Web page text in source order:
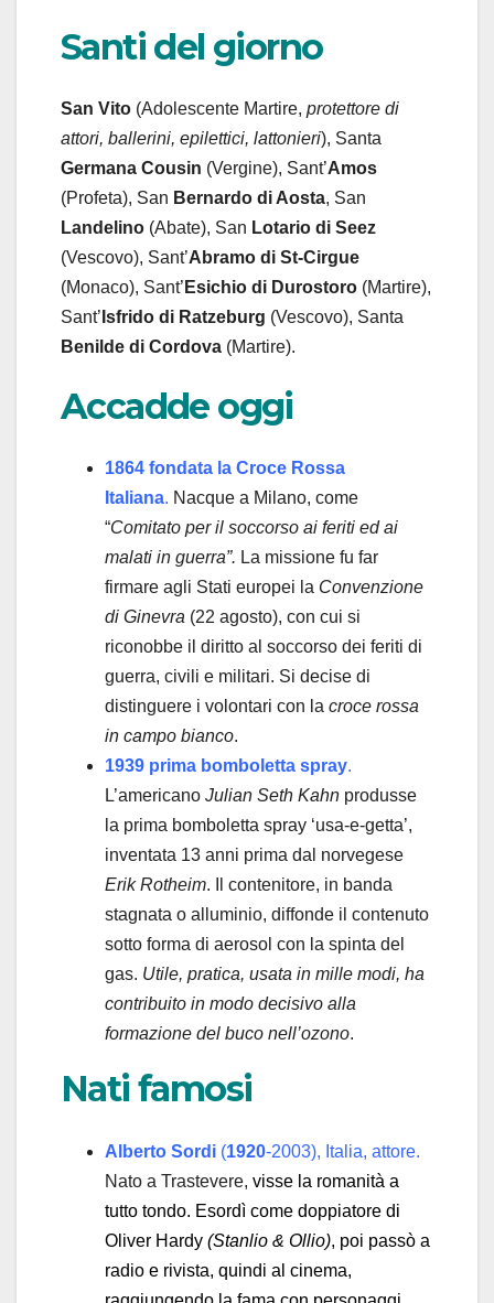
Santi del giorno
San Vito (Adolescente Martire, protettore di
attori, ballerini, epilettici, lattonieri), Santa
Germana Cousin (Vergine), Sant’Amos
(Profeta), San Bernardo di Aosta, San
Landelino (Abate), San Lotario di Seez
(Vescovo), Sant’Abramo di St-Cirgue
(Monaco), Sant’ Esichio di Durostoro (Martire),
Sant’ Isfrido di Ratzeburg (Vescovo), Santa
Benilde di Cordova (Martire).
Accadde oggi
1864 fondata la Croce Rossa
Italiana. Nacque a Milano, come
“Comitato per il soccorso ai feriti ed ai
malati in guerra”. La missione fu far
firmare agli Stati europei la Convenzione
di Ginevra (22 agosto), con cui si
riconobbe il diritto al soccorso dei feriti di
guerra, civili e militari. Si decise di
distinguere i volontari con la croce rossa
in campo bianco.
1939 prima bomboletta spray.
L’americano Julian Seth Kahn produsse
la prima bomboletta spray ‘usa-e-getta’,
inventata 13 anni prima dal norvegese
Erik Rotheim. Il contenitore, in banda
stagnata o alluminio, diffonde il contenuto
sotto forma di aerosol con la spinta del
gas. Utile, pratica, usata in mille modi, ha
contribuito in modo decisivo alla
formazione del buco nell’ozono.
Nati famosi
Alberto Sordi (1920-2003), Italia, attore.
Nato a Trastevere, visse la romanità a
tutto tondo. Esordì come doppiatore di
Oliver Hardy (Stanlio & Ollio), poi passò a
radio e rivista, quindi al cinema,